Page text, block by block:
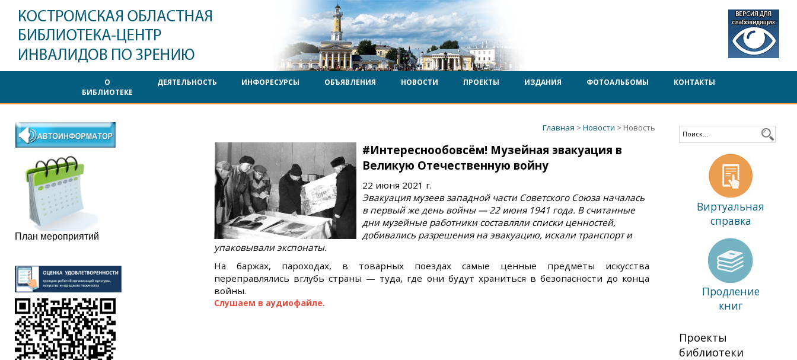
О
БИБЛИОТЕКЕ
ДЕЯТЕЛЬНОСТЬ ИНФОРЕСУРСЫ ОБЪЯВЛЕНИЯ НОВОСТИ ПРОЕКТЫ ИЗДАНИЯ ФОТОАЛЬБОМЫ КОНТАКТЫ
План мероприятий
Главная >Новости > Новость
#Интереснообовсём! Музейная эвакуация в
Великую Отечественную войну
22 июня 2021 г.
Эвакуация музеев западной части Советского Союза началась
в первый же день войны — 22 июня 1941 года. В считанные
дни музейные работники составляли списки ценностей,
добивались разрешения на эвакуацию, искали транспорт и
упаковывали экспонаты.
На баржах, пароходах, в товарных поездах самые ценные предметы искусства
переправлялись вглубь страны — туда, где они будут храниться в безопасности до конца
войны.
Слушаем в аудиофайле.
Виртуальная
справка
Продление
книг
Проекты
библиотеки